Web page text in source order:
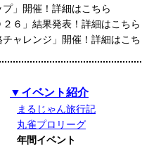
プ」開催！詳細はこちら
２６」結果発表！詳細はこちら
チャレンジ」開催！詳細はこ
▼イベント紹介
まるじゃん旅行記
丸雀プロリーグ
年間イベント